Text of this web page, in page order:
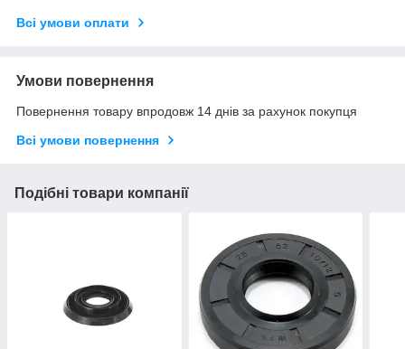
Всі умови оплати
Умови повернення
Повернення товару впродовж 14 днів за рахунок покупця
Всі умови повернення
Подібні товари компанії